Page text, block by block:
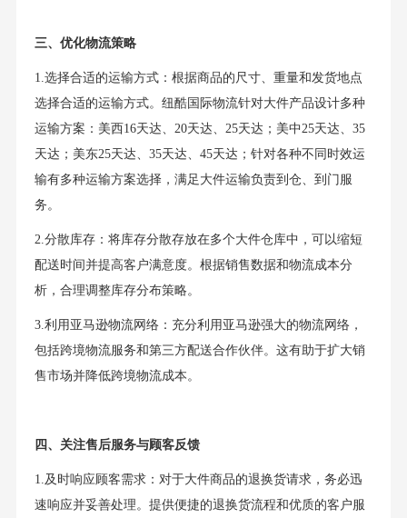
三、优化物流策略
1.选择合适的运输方式：根据商品的尺寸、重量和发货地点
选择合适的运输方式。纽酷国际物流针对大件产品设计多种
运输方案：美西16天达、20天达、25天达；美中25天达、35
天达；美东25天达、35天达、45天达；针对各种不同时效运
输有多种运输方案选择，满足大件运输负责到仓、到门服
务。
2.分散库存：将库存分散存放在多个大件仓库中，可以缩短
配送时间并提高客户满意度。根据销售数据和物流成本分
析，合理调整库存分布策略。
3.利用亚马逊物流网络：充分利用亚马逊强大的物流网络，
包括跨境物流服务和第三方配送合作伙伴。这有助于扩大销
售市场并降低跨境物流成本。
四、关注售后服务与顾客反馈
1.及时响应顾客需求：对于大件商品的退换货请求，务必迅
速响应并妥善处理。提供便捷的退换货流程和优质的客户服